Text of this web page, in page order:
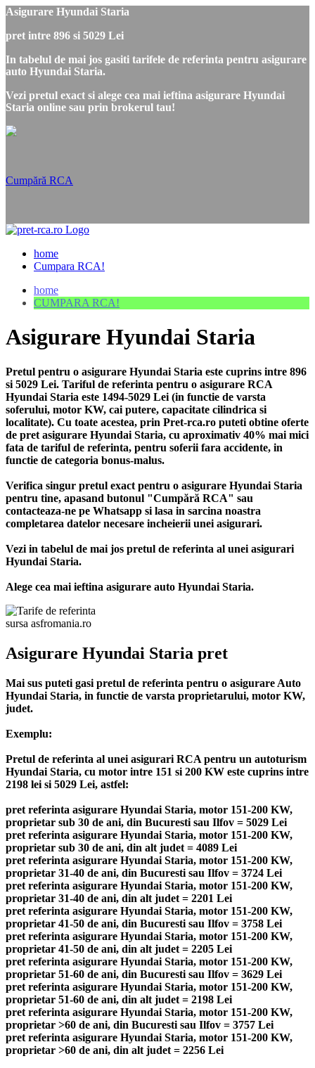
Asigurare Hyundai Staria
pret intre 896 si 5029 Lei
In tabelul de mai jos gasiti tarifele de referinta pentru asigurare
auto Hyundai Staria.
Vezi pretul exact si alege cea mai ieftina asigurare Hyundai
Staria online sau prin brokerul tau!
Cumpără RCA
home
Cumpara RCA!
home
CUMPARA RCA!
Asigurare Hyundai Staria
Pretul pentru o asigurare Hyundai Staria este cuprins intre 896
si 5029 Lei. Tariful de referinta pentru o asigurare RCA
Hyundai Staria este 1494-5029 Lei (in functie de varsta
soferului, motor KW, cai putere, capacitate cilindrica si
localitate). Cu toate acestea, prin Pret-rca.ro puteti obtine oferte
de pret asigurare Hyundai Staria, cu aproximativ 40% mai mici
fata de tariful de referinta, pentru soferii fara accidente, in
functie de categoria bonus-malus.
Verifica singur pretul exact pentru o asigurare Hyundai Staria
pentru tine, apasand butonul "Cumpără RCA" sau
contacteaza-ne pe Whatsapp si lasa in sarcina noastra
completarea datelor necesare incheierii unei asigurari.
Vezi in tabelul de mai jos pretul de referinta al unei asigurari
Hyundai Staria.
Alege cea mai ieftina asigurare auto Hyundai Staria.
sursa asfromania.ro
Asigurare Hyundai Staria pret
Mai sus puteti gasi pretul de referinta pentru o asigurare Auto
Hyundai Staria, in functie de varsta proprietarului, motor KW,
judet.
Exemplu:
Pretul de referinta al unei asigurari RCA pentru un autoturism
Hyundai Staria, cu motor intre 151 si 200 KW este cuprins intre
2198 lei si 5029 Lei, astfel:
pret referinta asigurare Hyundai Staria, motor 151-200 KW,
proprietar sub 30 de ani, din Bucuresti sau Ilfov = 5029 Lei
pret referinta asigurare Hyundai Staria, motor 151-200 KW,
proprietar sub 30 de ani, din alt judet = 4089 Lei
pret referinta asigurare Hyundai Staria, motor 151-200 KW,
proprietar 31-40 de ani, din Bucuresti sau Ilfov = 3724 Lei
pret referinta asigurare Hyundai Staria, motor 151-200 KW,
proprietar 31-40 de ani, din alt judet = 2201 Lei
pret referinta asigurare Hyundai Staria, motor 151-200 KW,
proprietar 41-50 de ani, din Bucuresti sau Ilfov = 3758 Lei
pret referinta asigurare Hyundai Staria, motor 151-200 KW,
proprietar 41-50 de ani, din alt judet = 2205 Lei
pret referinta asigurare Hyundai Staria, motor 151-200 KW,
proprietar 51-60 de ani, din Bucuresti sau Ilfov = 3629 Lei
pret referinta asigurare Hyundai Staria, motor 151-200 KW,
proprietar 51-60 de ani, din alt judet = 2198 Lei
pret referinta asigurare Hyundai Staria, motor 151-200 KW,
proprietar >60 de ani, din Bucuresti sau Ilfov = 3757 Lei
pret referinta asigurare Hyundai Staria, motor 151-200 KW,
proprietar >60 de ani, din alt judet = 2256 Lei